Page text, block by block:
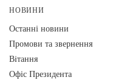
НОВИНИ
Останні новини
Промови та звернення
Вiтання
Офіс Президента